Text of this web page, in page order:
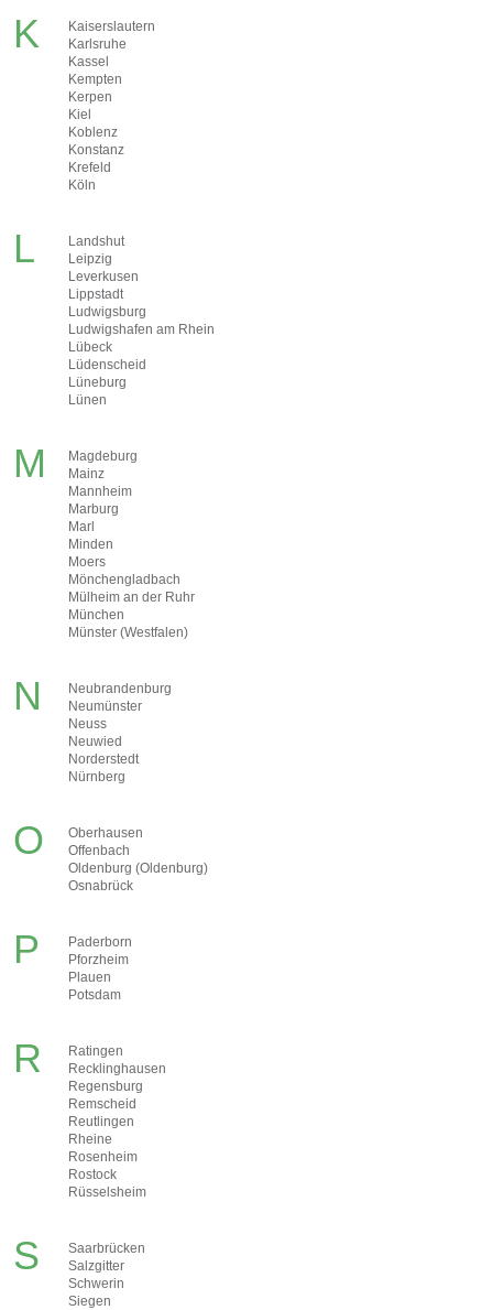
K
Kaiserslautern
Karlsruhe
Kassel
Kempten
Kerpen
Kiel
Koblenz
Konstanz
Krefeld
Köln
L
Landshut
Leipzig
Leverkusen
Lippstadt
Ludwigsburg
Ludwigshafen am Rhein
Lübeck
Lüdenscheid
Lüneburg
Lünen
M
Magdeburg
Mainz
Mannheim
Marburg
Marl
Minden
Moers
Mönchengladbach
Mülheim an der Ruhr
München
Münster (Westfalen)
N
Neubrandenburg
Neumünster
Neuss
Neuwied
Norderstedt
Nürnberg
O
Oberhausen
Offenbach
Oldenburg (Oldenburg)
Osnabrück
P
Paderborn
Pforzheim
Plauen
Potsdam
R
Ratingen
Recklinghausen
Regensburg
Remscheid
Reutlingen
Rheine
Rosenheim
Rostock
Rüsselsheim
S
Saarbrücken
Salzgitter
Schwerin
Siegen